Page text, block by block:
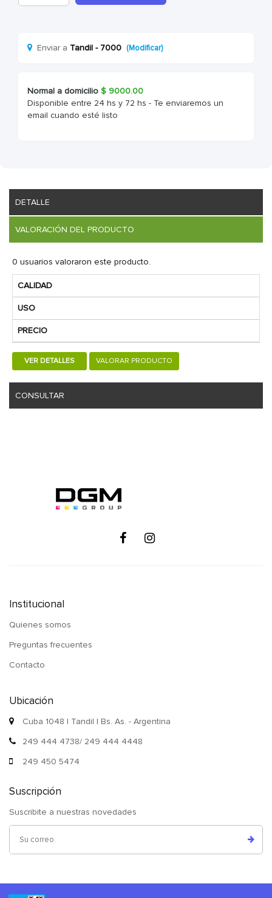
Enviar a Tandil - 7000 (Modificar)
Normal a domicilio $ 9000.00
Disponible entre 24 hs y 72 hs - Te enviaremos un
email cuando esté listo
DETALLE
VALORACIÓN DEL PRODUCTO
0 usuarios valoraron este producto.
CALIDAD
USO
PRECIO
VER DETALLES VALORAR PRODUCTO
CONSULTAR
Institucional
Quienes somos
Preguntas frecuentes
Contacto
Ubicación
Cuba 1048 | Tandil | Bs. As. - Argentina
249 444 4738/ 249 444 4448
249 450 5474
Suscripción
Suscribite a nuestras novedades